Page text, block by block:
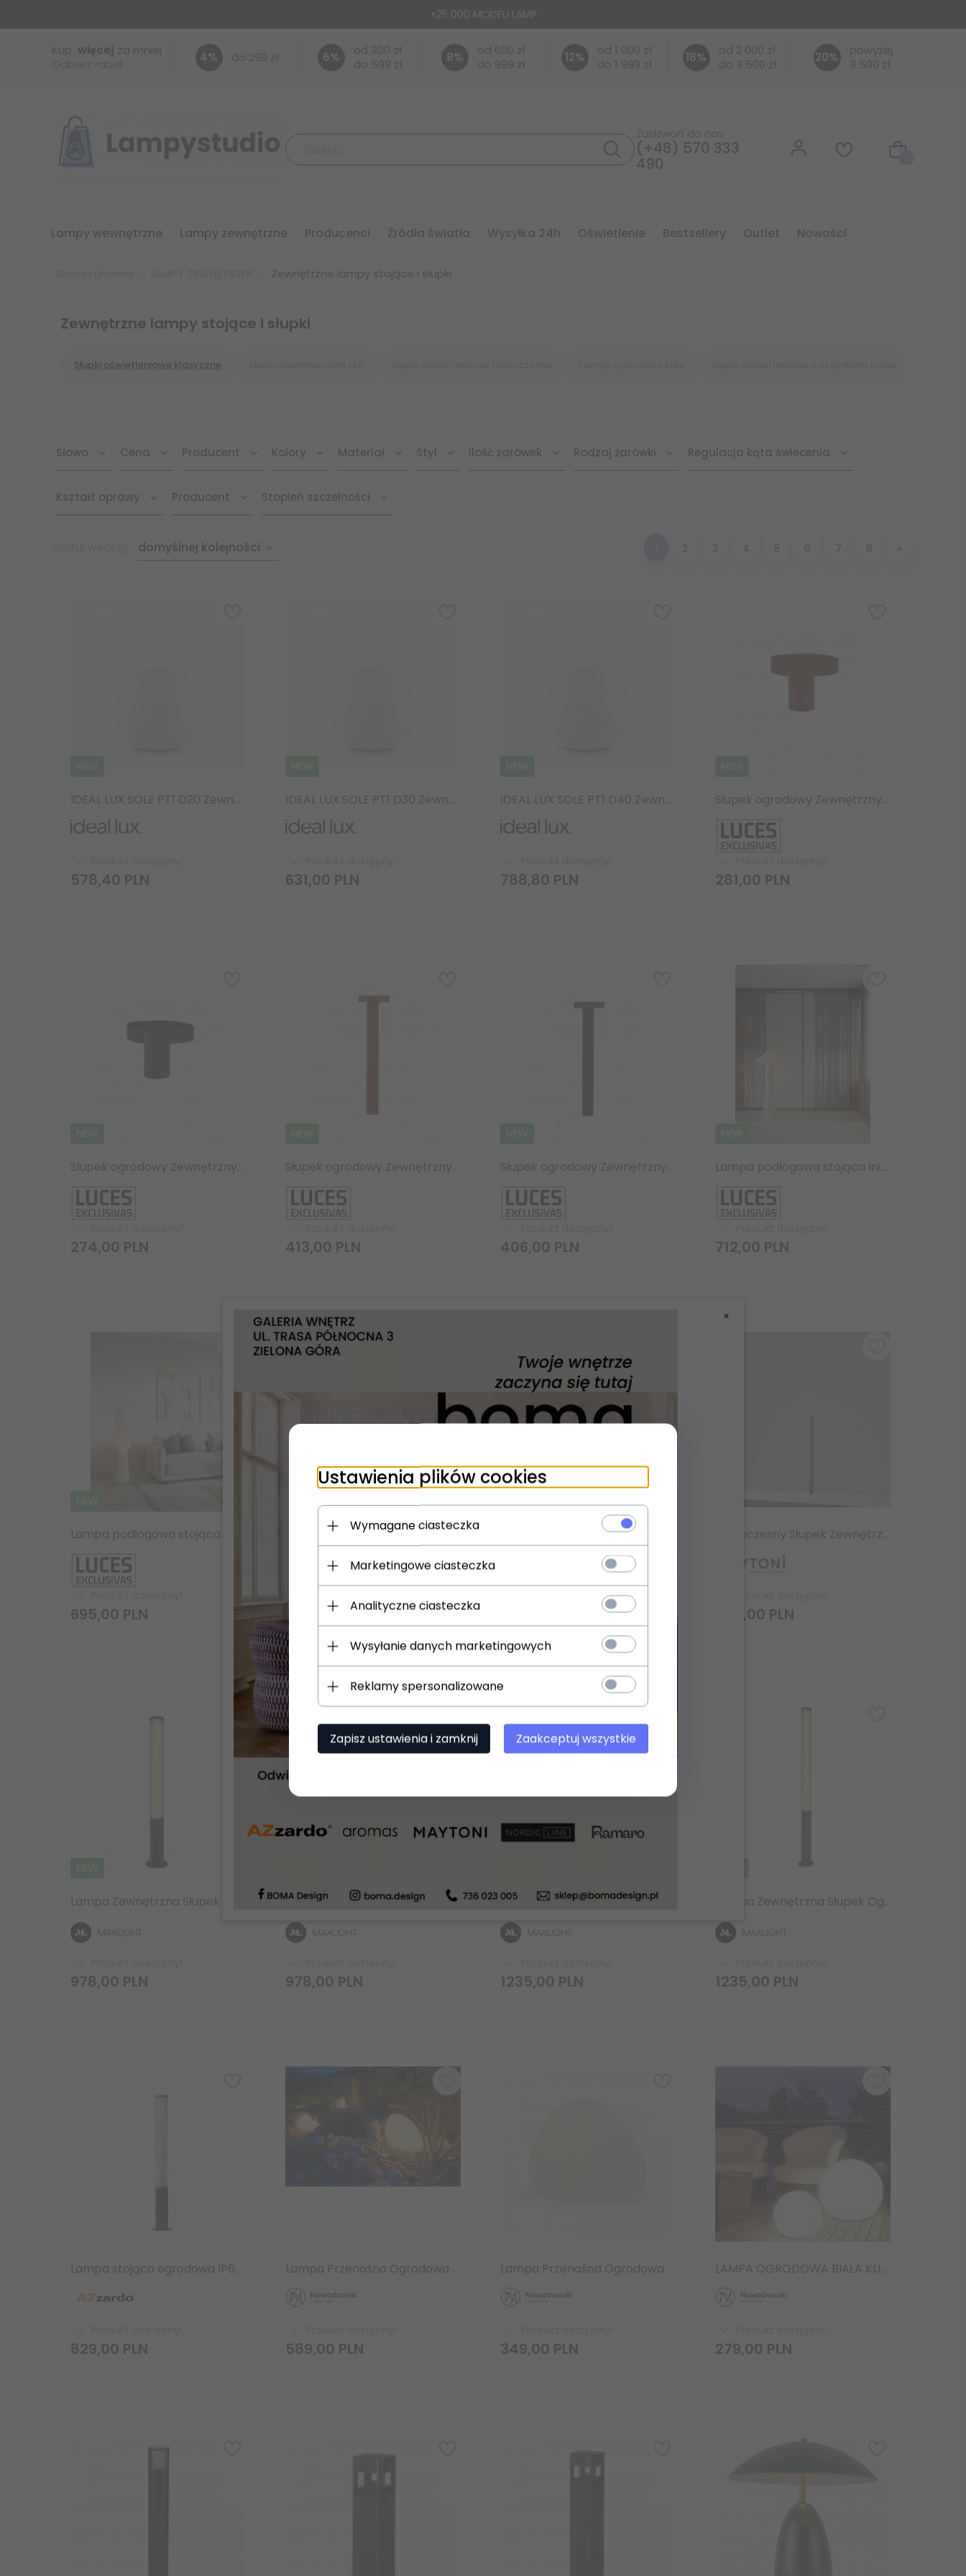
+25 000 MODELI LAMP
Kup więcej za mniej
Odbierz rabat 4% do 299 zł 6%
od 300 zł
do 599 zł
8%
od 600 zł
do 999 zł
12%
od 1 000 zł
do 1 999 zł
18%
od 2 000 zł
do 3 500 zł
20%
powyżej
3 500 zł
Zadzwoń do nas
(+48) 570 333
490
lampy wewnętrzne lampy zewnętrzne producenci źródła światła wysyłka 24h oświetlenie bestsellery outlet nowości
Zewnętrzne lampy stojące i słupki
Zewnętrzne lampy stojące i słupki
Słupki oświetleniowe klasyczne
Słowo Cena Producent Kolory Materiał Styl Ilość żarówek Rodzaj żarówki Regulacja kąta świecenia
Kształt oprawy Producent Stopień szczelności
sort
domyślnej kolejności 2 3 4 5 6 7 8 »
IDEAL LUX SOLE PT1 D20 Zewnętrza lampa Ogrodowa kula Biała
578,40 PLN
IDEAL LUX SOLE PT1 D30 Zewnętrza lampa Ogrodowa kula Biała
631,00 PLN
IDEAL LUX SOLE PT1 D40 Zewnętrza lampa Ogrodowa kula Biała
788,80 PLN
Słupek ogrodowy Zewnętrzny LED IP65 7W 3000K brązowa okrągły 10 cm
281,00 PLN
Słupek ogrodowy Zewnętrzny LED IP65 7W 3000K czarny okrągły 10 cm
274,00 PLN
Słupek ogrodowy Zewnętrzny LED IP65 7W 3000K brązowy okrągły 50 cm
413,00 PLN
Słupek ogrodowy Zewnętrzny LED IP65 7W 3000K czarny okrągły 50 cm
406,00 PLN
Lampa podłogowa stojąca lniana abażurowa biała rystykalna boho industrialna Luces Exclusivas
712,00 PLN
695,00 PLN
Designerskie oświetlenie zewnętrzne LED czarny wzór drewna słupek Porte MAYTONI O481FL-L7BWD3K
00 PLN
Produkt dostępny!
Nowoczesny Słupek Zewnętrzny Ogrodowy Maytoni Pole O440FL-L12GF3K
489,00 PLN
978,00 PLN
Lampa Zewnętrzna Słupek Ogrodowy 105cm 25W Antracyt IP65 Minimalistycny Maxlight Gardenia F0065
978,00 PLN 1235,00 PLN
Lampa Zewnętrzna Słupek Ogrodowy 155cm 32W Antracyt IP65 Minimalistycny Maxlight Gardenia F0067
1235,00 PLN
Lampa stojąca ogrodowa IP65 wysoki słupek LED czarny Azzardo EBRO 105 AZ6767 3000K
829,00 PLN
Lampa Przenośna Ogrodowa STONE L 10581 Nowodvorski Lighting
589,00 PLN
Lampa Przenośna Ogrodowa STONE S 10579 Nowodvorski Lighting
349,00 PLN
LAMPA OGRODOWA BIAŁA KULA Nowodvorski Lighting CUMULUS S 6976 ZEWNĘTRZNA
279,00 PLN
Ustawienia plików cookies
Wymagane ciasteczka
Marketingowe ciasteczka
Analityczne ciasteczka
Wysyłanie danych marketingowych
Reklamy spersonalizowane
Zapisz ustawienia i zamknij Zaakceptuj wszystkie
×